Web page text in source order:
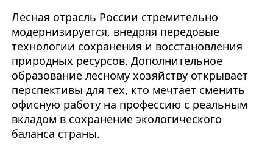
Лесная отрасль России стремительно
модернизируется, внедряя передовые
технологии сохранения и восстановления
природных ресурсов. Дополнительное
образование лесному хозяйству открывает
перспективы для тех, кто мечтает сменить
офисную работу на профессию с реальным
вкладом в сохранение экологического
баланса страны.